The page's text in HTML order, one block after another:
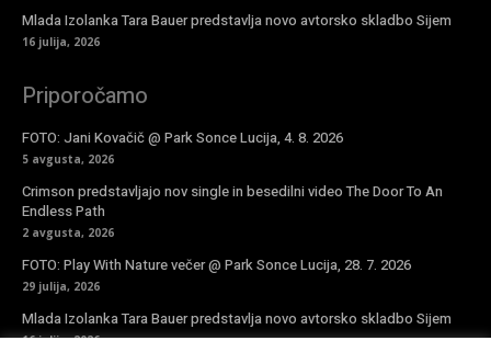
Mlada Izolanka Tara Bauer predstavlja novo avtorsko skladbo Sijem
16 julija, 2026
Priporočamo
FOTO: Jani Kovačič @ Park Sonce Lucija, 4. 8. 2026
5 avgusta, 2026
Crimson predstavljajo nov single in besedilni video The Door To An
Endless Path
2 avgusta, 2026
FOTO: Play With Nature večer @ Park Sonce Lucija, 28. 7. 2026
29 julija, 2026
Mlada Izolanka Tara Bauer predstavlja novo avtorsko skladbo Sijem
16 julija, 2026